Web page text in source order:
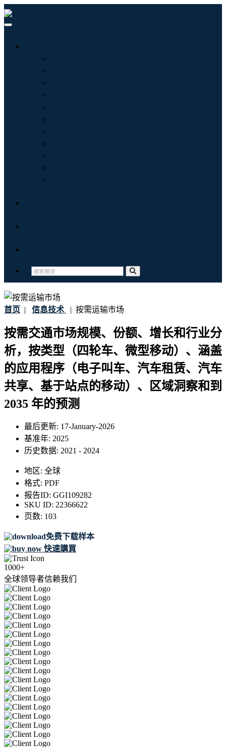
首页 | 信息技术 | 按需运输市场
按需交通市场规模、份额、增长和行业分
析，按类型（四轮车、微型移动）、涵盖
的应用程序（电子叫车、汽车租赁、汽车
共享、基于站点的移动）、区域洞察和到
2035 年的预测
最后更新: 17-January-2026
基准年: 2025
历史数据: 2021 - 2024
地区: 全球
格式: PDF
报告ID: GGI109282
SKU ID: 22366622
页数: 103
免费下载样本
快速購買
1000+
全球领导者信赖我们